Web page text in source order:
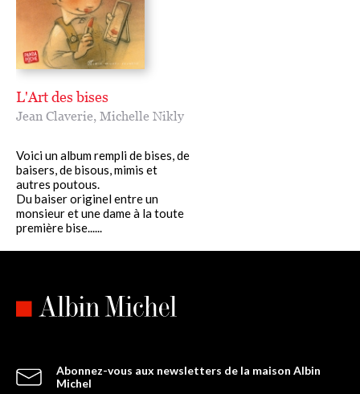
L'Art des bises
Jean Claverie, Michelle Nikly
Voici un album rempli de bises, de
baisers, de bisous, mimis et
autres poutous.
Du baiser originel entre un
monsieur et une dame à la toute
première bise......
Abonnez-vous aux newsletters de la maison Albin
Michel